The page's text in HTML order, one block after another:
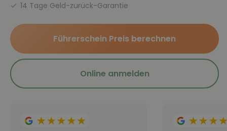
14 Tage Geld-zurück-Garantie
Führerschein Preis berechnen
Online anmelden